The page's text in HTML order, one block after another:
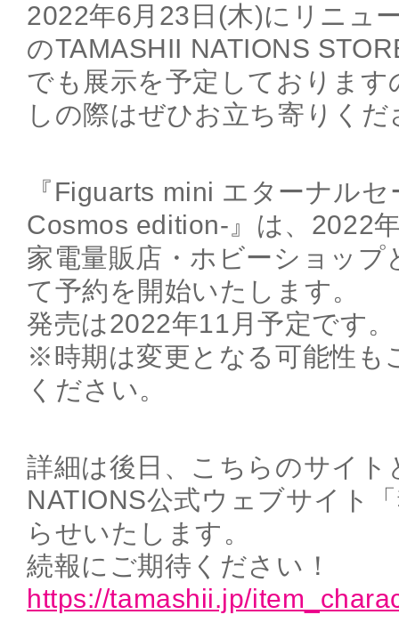
2022年6月23日(木)にリニュ
のTAMASHII NATIONS
でも展示を予定しておりま
しの際はぜひお立ち寄りくだ
『Figuarts mini エターナル
Cosmos edition-』は、2022
家電量販店・ホビーショッ
て予約を開始いたします。
発売は2022年11月予定です。
※時期は変更となる可能性も
ください。
詳細は後日、こちらのサイト
NATIONS公式ウェブサイト
らせいたします。
続報にご期待ください！
https://tamashii.jp/